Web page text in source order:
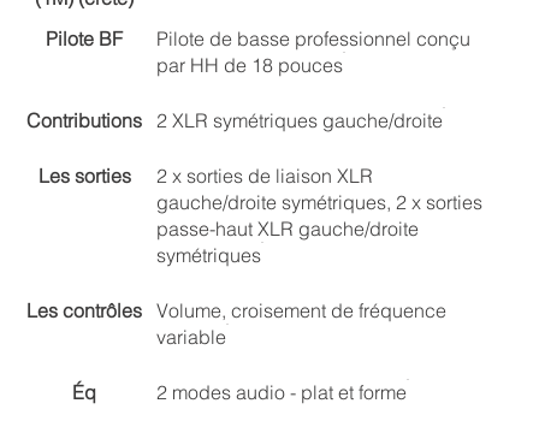
Pilote BF
Pilote de basse professionnel conçu
par HH de 18 pouces
Contributions 2 XLR symétriques gauche/droite
Les sorties
2 x sorties de liaison XLR
gauche/droite symétriques, 2 x sorties
passe-haut XLR gauche/droite
symétriques
Les contrôles
Volume, croisement de fréquence
variable
Éq 2 modes audio - plat et forme